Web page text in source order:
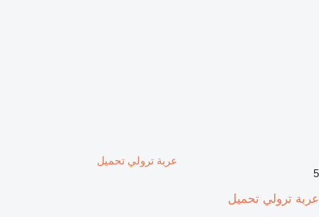
عربة ترولي تحميل
5
عربة ترولي تحميل